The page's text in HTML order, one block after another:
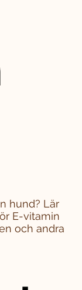
hund? Lär
E-vitamin
och andra